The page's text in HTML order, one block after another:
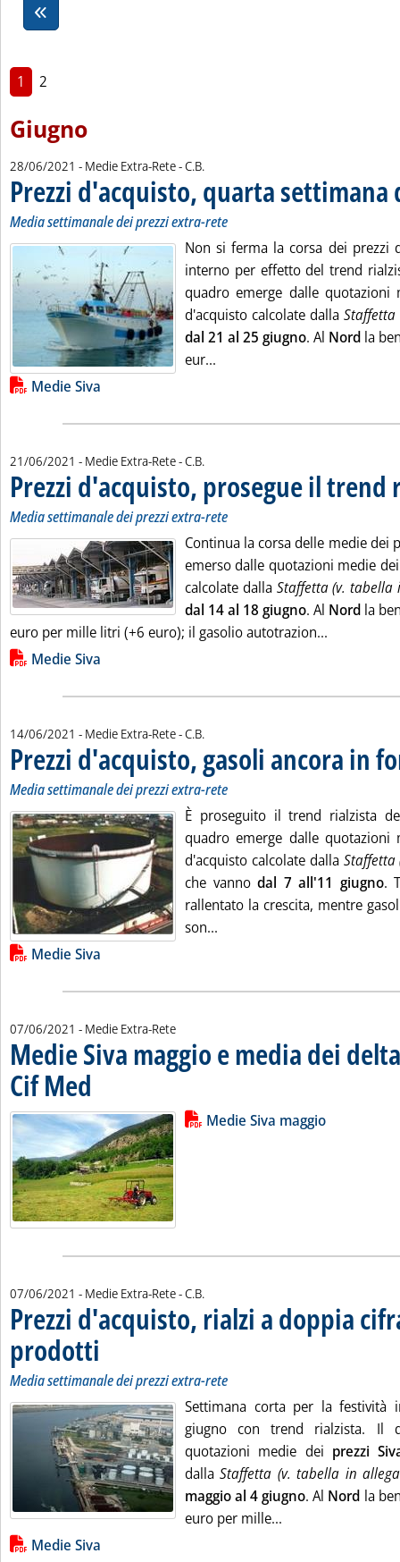
1 2
Giugno
28/06/2021 - Medie Extra-Rete -di:
C.B.
Prezzi d'acquisto, quarta
Media settimanale dei prezzi extra-rete
Non si ferma la corsa dei prezzi
interno per effetto del trend
quadro emerge dalle
d'acquisto calcolate dalla
dal 21 al 25 giugno. Al Nord la
eur...
Lista allegati PDF alla notizia
Medie Siva
21/06/2021 - Medie Extra-Rete -di:
C.B.
Prezzi d'acquisto, prosegue il trend
Media settimanale dei prezzi extra-rete
Continua la corsa delle medie dei
emerso dalle quotazioni medie
calcolate dalla Staffetta (v. tabella
dal 14 al 18 giugno. Al Nord la
euro per mille litri (+6 euro); il gasolio autotrazion...
Lista allegati PDF alla notizia
Medie Siva
14/06/2021 - Medie Extra-Rete -di:
C.B.
Prezzi d'acquisto, gasoli ancora in
Media settimanale dei prezzi extra-rete
È proseguito il trend rialzista
quadro emerge dalle
d'acquisto calcolate dalla
che vannodal 7 all'11 giugno.
rallentato la crescita, mentre
son...
Lista allegati PDF alla notizia
Medie Siva
07/06/2021 - Medie Extra-Rete
Medie Siva maggio e media dei
Cif Med . Pubblicata lunedì 07 giugno 2021 alle 15.40.
Leggi tutta la notizia: 'Medie
Lista allegati PDF alla notiziaMedie Siva maggio
07/06/2021 - Medie Extra-Rete -di:
C.B.
Prezzi d'acquisto, rialzi a doppia
prodotti . Sottotitolo: Media settimanale dei prezzi extra-rete
. Pubblicata lunedì 07 giugno 2021 alle 15.39.
Media settimanale dei prezzi extra-rete
Settimana corta per la festività
giugno con trend rialzista. Il
quotazioni medie dei prezzi
dallaStaffetta (v. tabella in
maggio al 4 giugno. Al Nord la
euro per mille...
Lista allegati PDF alla notizia
Medie Siva